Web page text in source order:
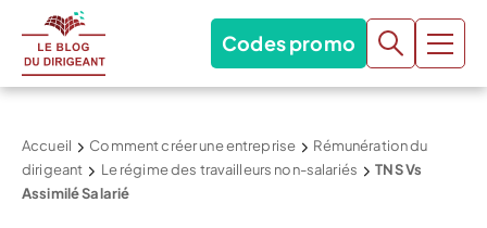
Codes promo
Accueil Comment créer une entreprise
Rémunération du
dirigeant
Le régime des travailleurs non-salariés
TNS Vs
Assimilé Salarié